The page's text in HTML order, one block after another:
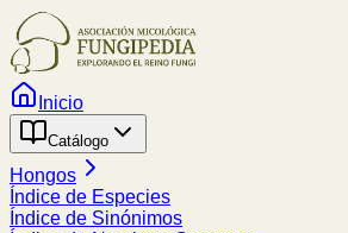
Inicio
Catálogo
Hongos
Índice de Especies
Índice de Sinónimos